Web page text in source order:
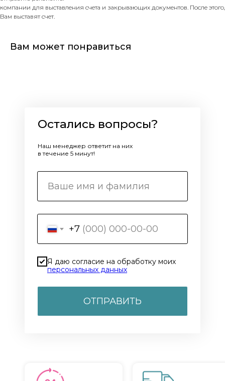
компании для выставления счета и закрывающих документов. После этого,
Вам выставят счет.
Вам может понравиться
+7
Я даю согласие на обработку моих
персональных данных
ОТПРАВИТЬ
Остались вопросы?
Наш менеджер ответит на них
в течение 5 минут!